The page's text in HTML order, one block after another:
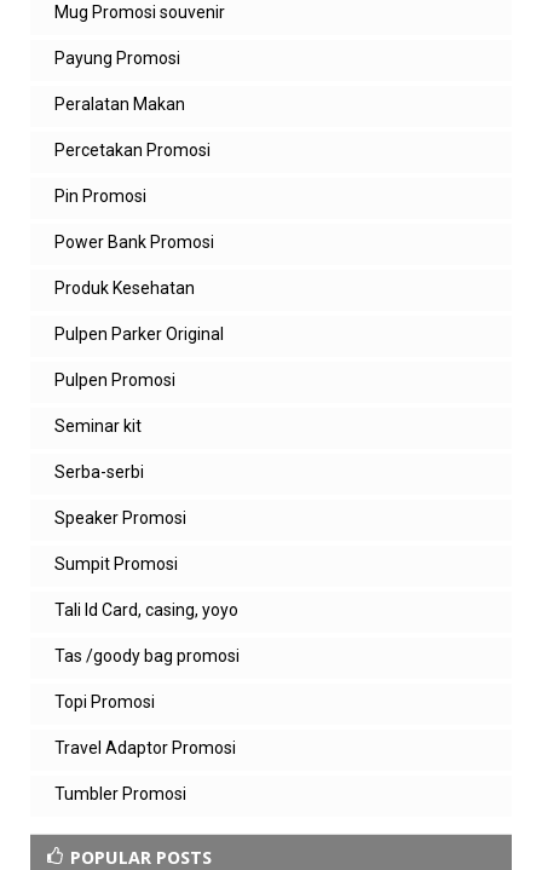
Nasi liwet ayamm paling saya suka....
Balas
Balasan
Balas
agus
Balas
Mug Promosi souvenir
Payung Promosi
Peralatan Makan
Percetakan Promosi
Pin Promosi
Power Bank Promosi
Produk Kesehatan
Pulpen Parker Original
Pulpen Promosi
Seminar kit
Serba-serbi
Speaker Promosi
Sumpit Promosi
Tali Id Card, casing, yoyo
Tas /goody bag promosi
Topi Promosi
Travel Adaptor Promosi
Tumbler Promosi
POPULAR POSTS